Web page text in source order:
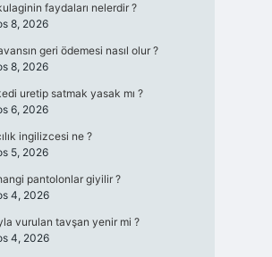
faydaları nelerdir ?
8, 2026
geri ödemesi nasıl olur ?
8, 2026
uretip satmak yasak mı ?
6, 2026
ingilizcesi ne ?
5, 2026
pantolonlar giyilir ?
4, 2026
vurulan tavşan yenir mi ?
4, 2026